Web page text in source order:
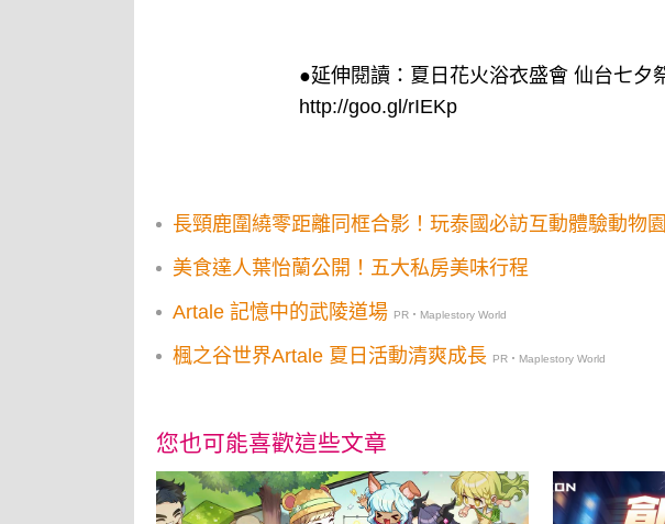
●延伸閱讀：夏日花火浴衣盛會 仙台七夕
http://goo.gl/rIEKp
長頸鹿圍繞零距離同框合影！玩泰國必訪互動體驗動物園
美食達人葉怡蘭公開！五大私房美味行程
Artale 記憶中的武陵道場 PR・Maplestory World
楓之谷世界Artale 夏日活動清爽成長 PR・Maplestory World
您也可能喜歡這些文章